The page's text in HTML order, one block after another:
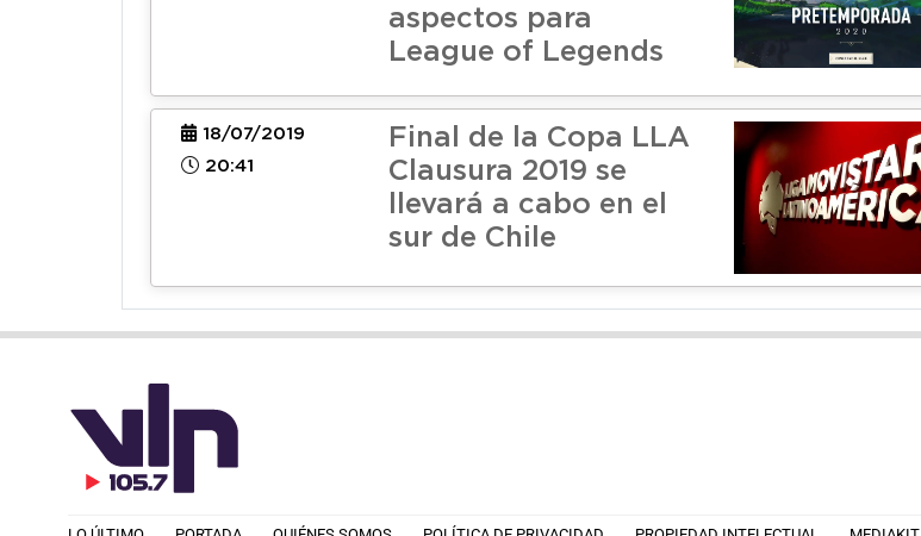
aspectos para
League of Legends
18/07/2019
20:41
Final de la Copa LLA
Clausura 2019 se
llevará a cabo en el
sur de Chile